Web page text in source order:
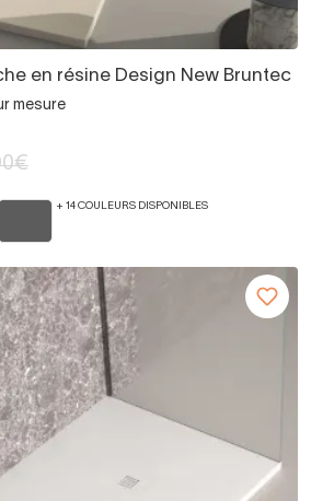
en résine Design New Bruntec
mesure
+ 14 COULEURS DISPONIBLES